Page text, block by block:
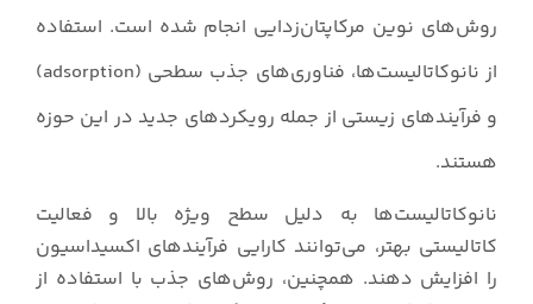
روش‌های نوین مرکاپتان‌زدایی انجام شده است. استفاده
از نانوکاتالیست‌ها، فناوری‌های جذب سطحی (adsorption)
و فرآیندهای زیستی از جمله رویکردهای جدید در این حوزه
هستند.
نانوکاتالیست‌ها به دلیل سطح ویژه بالا و فعالیت
کاتالیستی بهتر، می‌توانند کارایی فرآیندهای اکسیداسیون
را افزایش دهند. همچنین، روش‌های جذب با استفاده از